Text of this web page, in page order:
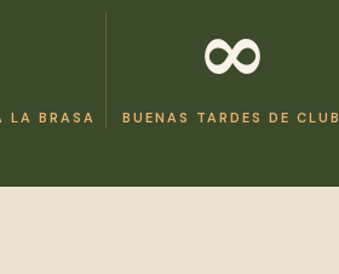
LA BRASA
∞
BUENAS TARDES DE CLUB